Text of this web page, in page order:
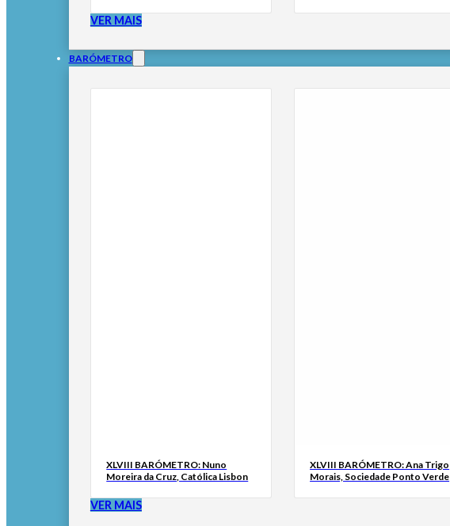
VER MAIS
BARÓMETRO
XLVIII BARÓMETRO: Nuno
Moreira da Cruz, Católica Lisbon
XLVIII BARÓMETRO: Ana Trigo
Morais, Sociedade Ponto Verde
VER MAIS